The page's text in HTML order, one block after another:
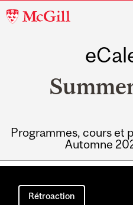
McGill
Programmes, cours et
Automne
Main
navigation
Rétroaction